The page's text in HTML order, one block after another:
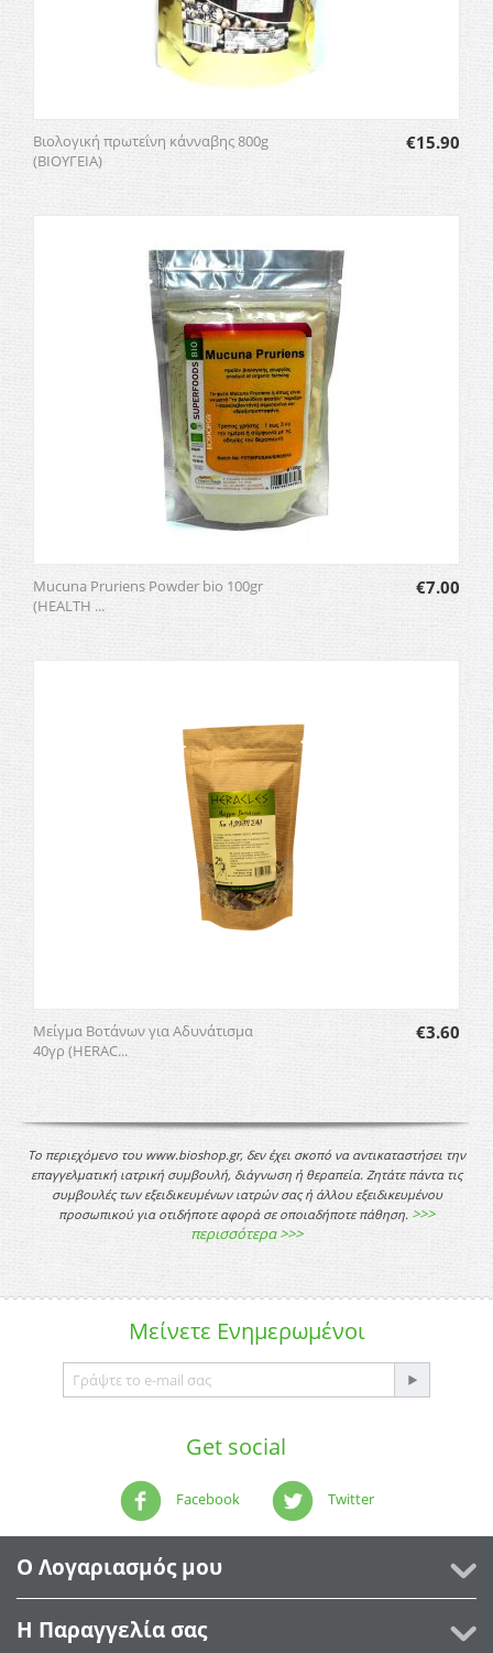
Βιολογική πρωτεΐνη κάνναβης 800g
(ΒΙΟΥΓΕΙΑ)
€15.90
Mucuna Pruriens Powder bio 100gr
(HEALTH ...
€7.00
Μείγμα Βοτάνων για Αδυνάτισμα
40γρ (HERAC...
€3.60
Το περιεχόμενο του www.bioshop.gr, δεν έχει σκοπό να αντικαταστήσει την
επαγγελματική ιατρική συμβουλή, διάγνωση ή θεραπεία. Ζητάτε πάντα τις
συμβουλές των εξειδικευμένων ιατρών σας ή άλλου εξειδικευμένου
προσωπικού για οτιδήποτε αφορά σε οποιαδήποτε πάθηση. >>>
περισσότερα >>>
Μείνετε Ενημερωμένοι
Get social
Facebook Twitter
Ο Λογαριασμός μου
Η Παραγγελία σας